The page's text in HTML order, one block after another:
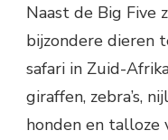
Naast de Big Five
bijzondere dieren
safari in Zuid-
giraffen, zebra’s,
honden en talloze